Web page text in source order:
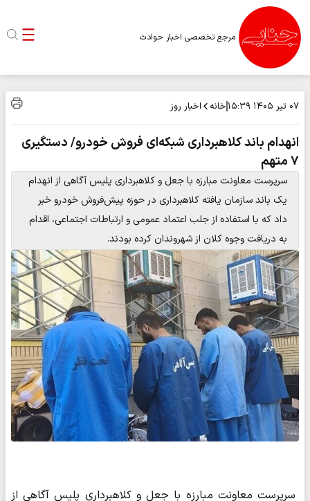
مرجع تخصصی اخبار حوادث
۰۷ تیر ۱۴۰۵ ۱۵:۳۹ خانه اخبار روز
انهدام باند کلاهبرداری شبکه‌ای فروش خودرو/ دستگیری
۷ متهم
سرپرست معاونت مبارزه با جعل و کلاهبرداری پلیس آگاهی از انهدام
یک باند سازمان‌ یافته کلاهبرداری در حوزه پیش‌فروش خودرو خبر
داد که با استفاده از جلب اعتماد عمومی و ارتباطات اجتماعی، اقدام
به دریافت وجوه کلان از شهروندان کرده بودند.
سرپرست معاونت مبارزه با جعل و کلاهبرداری پلیس آگاهی از